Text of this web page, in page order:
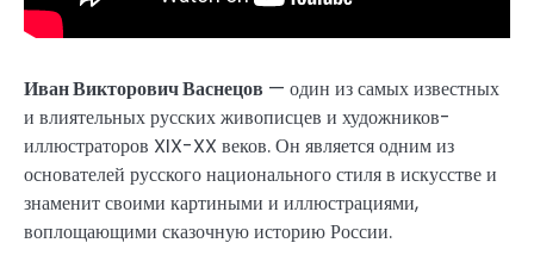
Иван Викторович Васнецов — один из самых известных
и влиятельных русских живописцев и художников-
иллюстраторов XIX-XX веков. Он является одним из
основателей русского национального стиля в искусстве и
знаменит своими картиными и иллюстрациями,
воплощающими сказочную историю России.